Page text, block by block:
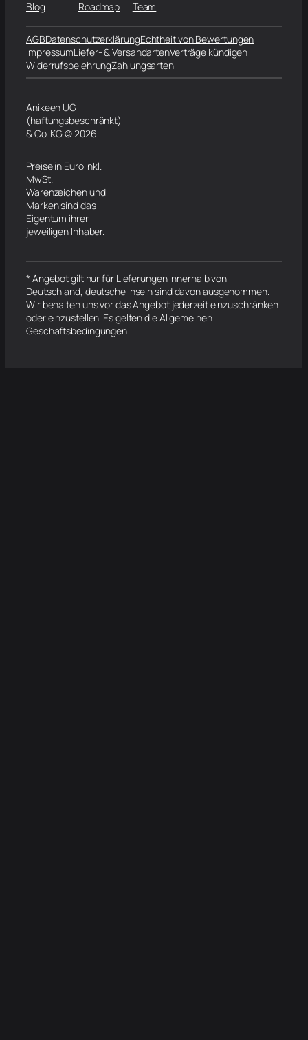
Blog Roadmap Team
AGBDatenschutzerklärungEchtheit von Bewertungen
ImpressumLiefer- & VersandartenVerträge kündigen
WiderrufsbelehrungZahlungsarten
Anikeen UG
(haftungsbeschränkt)
& Co. KG © 2026
Preise in Euro inkl.
MwSt.
Warenzeichen und
Marken sind das
Eigentum ihrer
jeweiligen Inhaber.
* Angebot gilt nur für Lieferungen innerhalb von
Deutschland, deutsche Inseln sind davon ausgenommen.
Wir behalten uns vor das Angebot jederzeit einzuschränken
oder einzustellen. Es gelten die Allgemeinen
Geschäftsbedingungen.